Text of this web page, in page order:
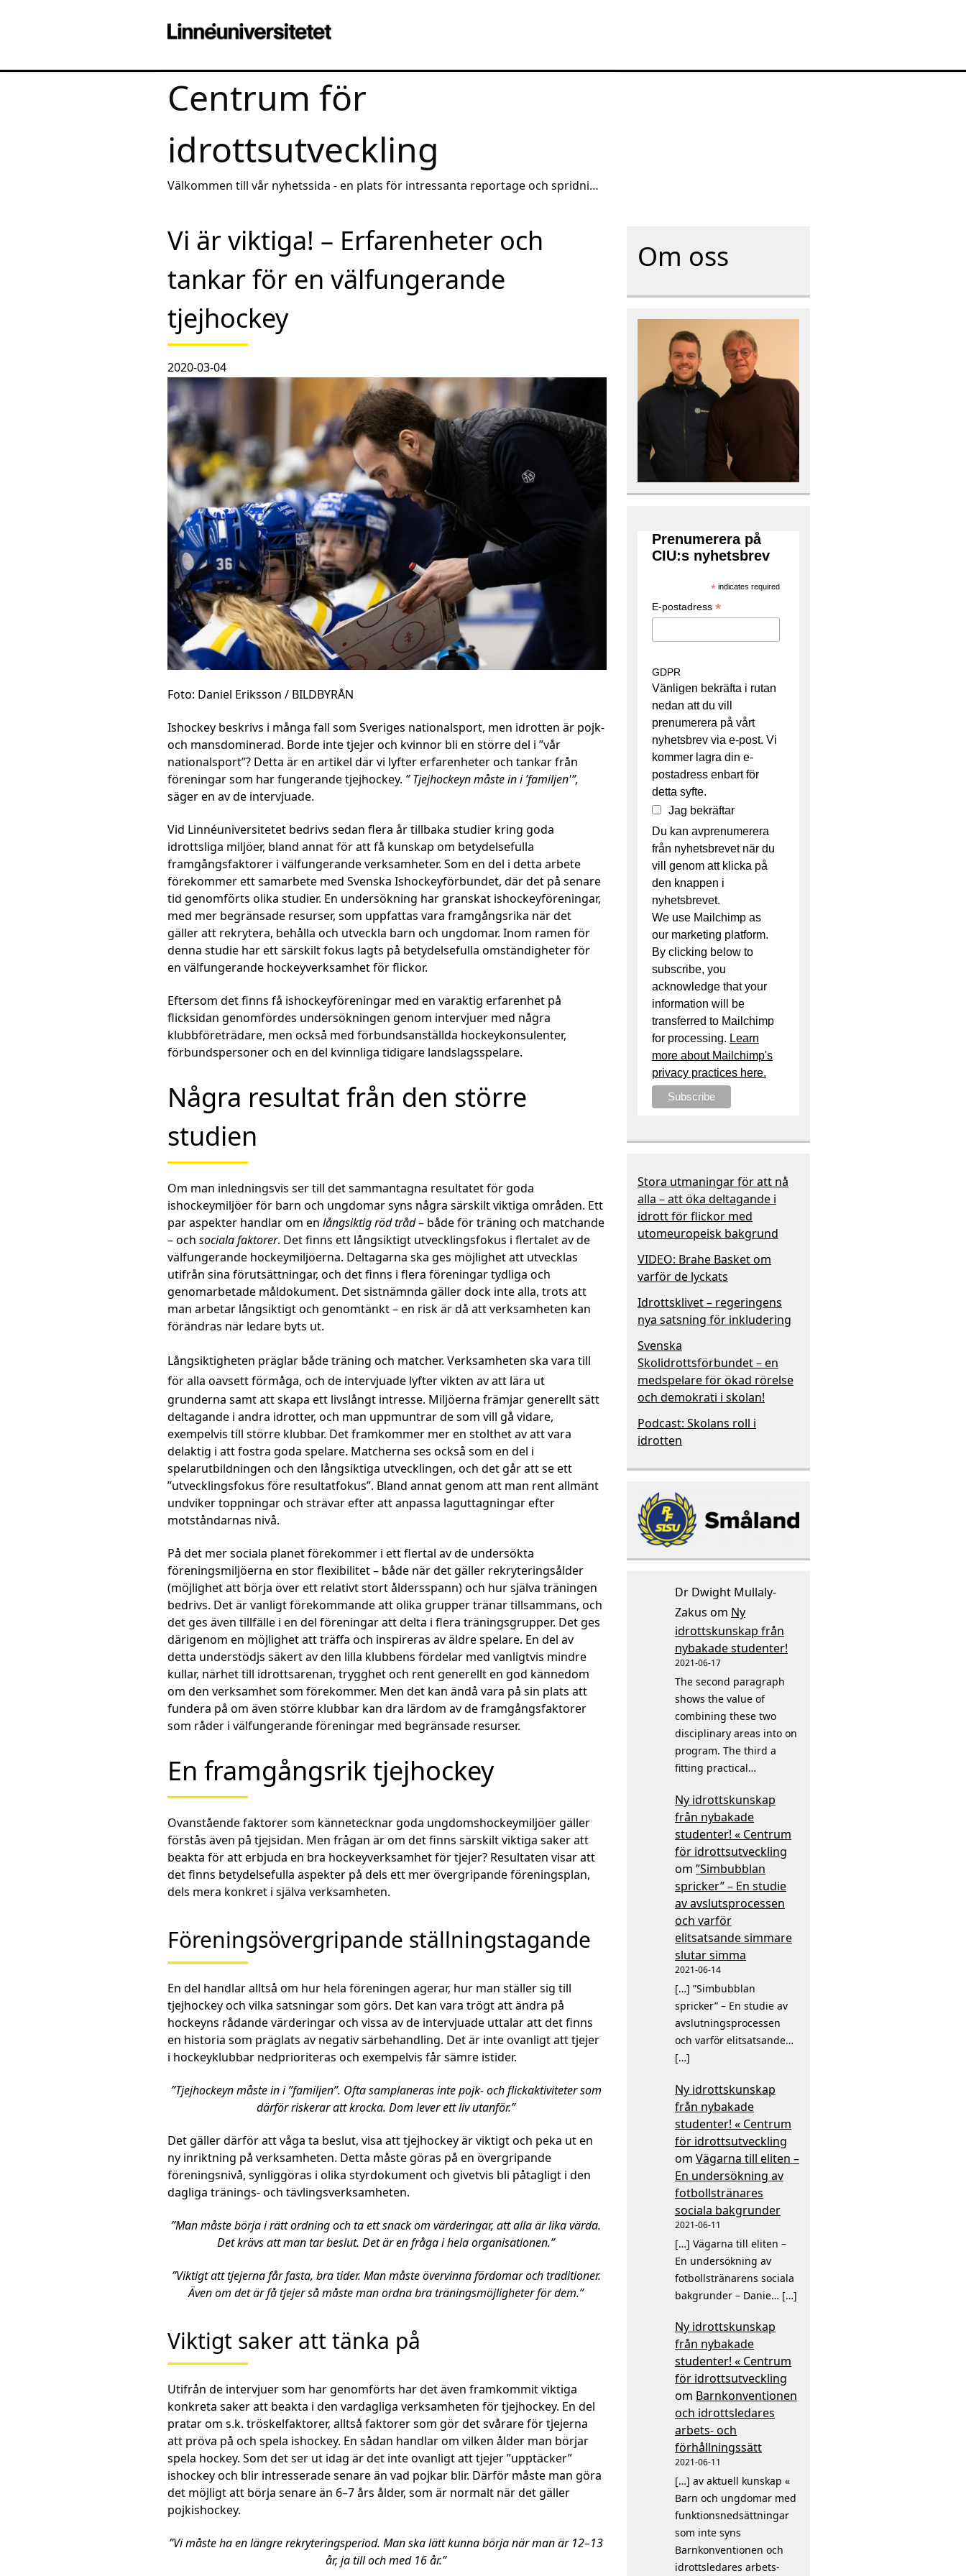
Centrum för
idrottsutveckling
Välkommen till vår nyhetssida - en plats för intressanta reportage och spridning
Vi är viktiga! – Erfarenheter och
tankar för en välfungerande
tjejhockey
2020-03-04
Foto: Daniel Eriksson / BILDBYRÅN
Ishockey beskrivs i många fall som Sveriges nationalsport, men idrotten är pojk-
och mansdominerad. Borde inte tjejer och kvinnor bli en större del i ”vår
nationalsport”? Detta är en artikel där vi lyfter erfarenheter och tankar från
föreningar som har fungerande tjejhockey. ” Tjejhockeyn måste in i ’familjen'”,
säger en av de intervjuade.
Vid Linnéuniversitetet bedrivs sedan flera år tillbaka studier kring goda
idrottsliga miljöer, bland annat för att få kunskap om betydelsefulla
framgångsfaktorer i välfungerande verksamheter. Som en del i detta arbete
förekommer ett samarbete med Svenska Ishockeyförbundet, där det på senare
tid genomförts olika studier. En undersökning har granskat ishockeyföreningar,
med mer begränsade resurser, som uppfattas vara framgångsrika när det
gäller att rekrytera, behålla och utveckla barn och ungdomar. Inom ramen för
denna studie har ett särskilt fokus lagts på betydelsefulla omständigheter för
en välfungerande hockeyverksamhet för flickor.
Eftersom det finns få ishockeyföreningar med en varaktig erfarenhet på
flicksidan genomfördes undersökningen genom intervjuer med några
klubbföreträdare, men också med förbundsanställda hockeykonsulenter,
förbundspersoner och en del kvinnliga tidigare landslagsspelare.
Några resultat från den större
studien
Om man inledningsvis ser till det sammantagna resultatet för goda
ishockeymiljöer för barn och ungdomar syns några särskilt viktiga områden. Ett
par aspekter handlar om en långsiktig röd tråd– både för träning och matchande
– och sociala faktorer. Det finns ett långsiktigt utvecklingsfokus i flertalet av de
välfungerande hockeymiljöerna. Deltagarna ska ges möjlighet att utvecklas
utifrån sina förutsättningar, och det finns i flera föreningar tydliga och
genomarbetade måldokument. Det sistnämnda gäller dock inte alla, trots att
man arbetar långsiktigt och genomtänkt – en risk är då att verksamheten kan
förändras när ledare byts ut.
Långsiktigheten präglar både träning och matcher. Verksamheten ska vara till
för alla oavsett förmåga, och de intervjuade lyfter vikten av att lära ut
grunderna samt att skapa ett livslångt intresse. Miljöerna främjar generellt sätt
deltagande i andra idrotter, och man uppmuntrar de som vill gå vidare,
exempelvis till större klubbar. Det framkommer mer en stolthet av att vara
delaktig i att fostra goda spelare. Matcherna ses också som en del i
spelarutbildningen och den långsiktiga utvecklingen, och det går att se ett
”utvecklingsfokus före resultatfokus”. Bland annat genom att man rent allmänt
undviker toppningar och strävar efter att anpassa laguttagningar efter
motståndarnas nivå.
På det mer sociala planet förekommer i ett flertal av de undersökta
föreningsmiljöerna en stor flexibilitet – både när det gäller rekryteringsålder
(möjlighet att börja över ett relativt stort åldersspann) och hur själva träningen
bedrivs. Det är vanligt förekommande att olika grupper tränar tillsammans, och
det ges även tillfälle i en del föreningar att delta i flera träningsgrupper. Det ges
därigenom en möjlighet att träffa och inspireras av äldre spelare. En del av
detta understödjs säkert av den lilla klubbens fördelar med vanligtvis mindre
kullar, närhet till idrottsarenan, trygghet och rent generellt en god kännedom
om den verksamhet som förekommer. Men det kan ändå vara på sin plats att
fundera på om även större klubbar kan dra lärdom av de framgångsfaktorer
som råder i välfungerande föreningar med begränsade resurser.
En framgångsrik tjejhockey
Ovanstående faktorer som kännetecknar goda ungdomshockeymiljöer gäller
förstås även på tjejsidan. Men frågan är om det finns särskilt viktiga saker att
beakta för att erbjuda en bra hockeyverksamhet för tjejer? Resultaten visar att
det finns betydelsefulla aspekter på dels ett mer övergripande föreningsplan,
dels mera konkret i själva verksamheten.
Föreningsövergripande ställningstagande
En del handlar alltså om hur hela föreningen agerar, hur man ställer sig till
tjejhockey och vilka satsningar som görs. Det kan vara trögt att ändra på
hockeyns rådande värderingar och vissa av de intervjuade uttalar att det finns
en historia som präglats av negativ särbehandling. Det är inte ovanligt att tjejer
i hockeyklubbar nedprioriteras och exempelvis får sämre istider.
”Tjejhockeyn måste in i ”familjen”. Ofta samplaneras inte pojk- och flickaktiviteter som
därför riskerar att krocka. Dom lever ett liv utanför.”
Det gäller därför att våga ta beslut, visa att tjejhockey är viktigt och peka ut en
ny inriktning på verksamheten. Detta måste göras på en övergripande
föreningsnivå, synliggöras i olika styrdokument och givetvis bli påtagligt i den
dagliga tränings- och tävlingsverksamheten.
”Man måste börja i rätt ordning och ta ett snack om värderingar, att alla är lika värda.
Det krävs att man tar beslut. Det är en fråga i hela organisationen.”
”Viktigt att tjejerna får fasta, bra tider. Man måste övervinna fördomar och traditioner.
Även om det är få tjejer så måste man ordna bra träningsmöjligheter för dem.”
Viktigt saker att tänka på
Utifrån de intervjuer som har genomförts har det även framkommit viktiga
konkreta saker att beakta i den vardagliga verksamheten för tjejhockey. En del
pratar om s.k. tröskelfaktorer, alltså faktorer som gör det svårare för tjejerna
att pröva på och spela ishockey. En sådan handlar om vilken ålder man börjar
spela hockey. Som det ser ut idag är det inte ovanligt att tjejer ”upptäcker”
ishockey och blir intresserade senare än vad pojkar blir. Därför måste man göra
det möjligt att börja senare än 6–7 års ålder, som är normalt när det gäller
pojkishockey.
”Vi måste ha en längre rekryteringsperiod. Man ska lätt kunna börja när man är 12–13
år, ja till och med 16 år.”
Om oss
Prenumerera på
CIU:s nyhetsbrev
*indicates required
E-postadress *
GDPR
Vänligen bekräfta i rutan
nedan att du vill
prenumerera på vårt
nyhetsbrev via e-post. Vi
kommer lagra din e-
postadress enbart för
detta syfte.
Jag bekräftar
Du kan avprenumerera
från nyhetsbrevet när du
vill genom att klicka på
den knappen i
nyhetsbrevet.
We use Mailchimp as
our marketing platform.
By clicking below to
subscribe, you
acknowledge that your
information will be
transferred to Mailchimp
for processing. Learn
more about Mailchimp's
privacy practices here.
Stora utmaningar för att nå
alla – att öka deltagande i
idrott för flickor med
utomeuropeisk bakgrund
VIDEO: Brahe Basket om
varför de lyckats
Idrottsklivet – regeringens
nya satsning för inkludering
Svenska
Skolidrottsförbundet – en
medspelare för ökad rörelse
och demokrati i skolan!
Podcast: Skolans roll i
idrotten
Dr Dwight Mullaly-
Zakus om Ny
idrottskunskap från
nybakade studenter!
2021-06-17
The second paragraph
shows the value of
combining these two
disciplinary areas into on
program. The third a
fitting practical…
Ny idrottskunskap
från nybakade
studenter! « Centrum
för idrottsutveckling
om ”Simbubblan
spricker” – En studie
av avslutsprocessen
och varför
elitsatsande simmare
slutar simma
2021-06-14
[…] ”Simbubblan
spricker” – En studie av
avslutningsprocessen
och varför elitsatsande…
[…]
Ny idrottskunskap
från nybakade
studenter! « Centrum
för idrottsutveckling
om Vägarna till eliten –
En undersökning av
fotbollstränares
sociala bakgrunder
2021-06-11
[…] Vägarna till eliten –
En undersökning av
fotbollstränarens sociala
bakgrunder – Danie… […]
Ny idrottskunskap
från nybakade
studenter! « Centrum
för idrottsutveckling
om Barnkonventionen
och idrottsledares
arbets- och
förhållningssätt
2021-06-11
[…] av aktuell kunskap «
Barn och ungdomar med
funktionsnedsättningar
som inte syns
Barnkonventionen och
idrottsledares arbets-